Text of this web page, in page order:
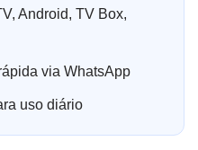
Android, TV Box,
via WhatsApp
uso diário